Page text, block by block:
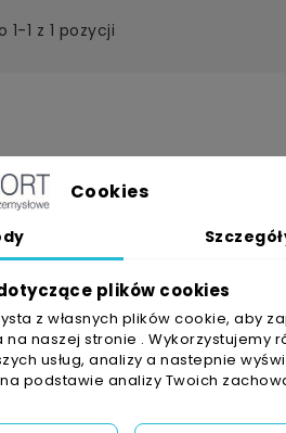
1-1 z 1 pozycji
Cookies
plików cookies
z własnych plików cookie, aby
naszej stronie . Wykorzystujemy
usług, analizy a nastepnie
podstawie analizy Twoich